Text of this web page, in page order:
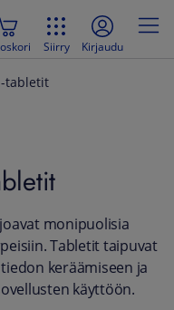
Siirry Kirjaudu
tabletit
monipuolisia
Tabletit taipuvat
keräämiseen ja
käyttöön.